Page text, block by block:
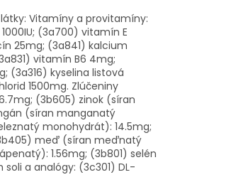
Vitamíny a provitamíny:
(3a700) vitamín E
25mg; (3a841) kalcium
vitamín B6 4mg;
(3a316) kyselina listová
1500mg. Zlúčeniny
(3b605) zinok (síran
(síran manganatý
monohydrát): 14.5mg;
meď (síran meďnatý
1.56mg; (3b801) selén
soli a analógy: (3c301) DL-